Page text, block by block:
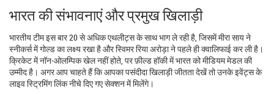
भारत की संभावनाएं और प्रमुख खिलाड़ी
भारतीय टीम इस बार 20 से अधिक एथलीट्स के साथ भाग ले रही है, जिसमें मीरा साय ने
स्नीकर्स में गोल्ड का लक्ष्य रखा है और स्विमर रिया अरोड़ा ने पहले ही क्वालिफाई कर ली है।
क्रिकेट में नॉन-ओलम्पिक खेल नहीं होते, पर फ़ील्ड हॉकी में भारत को मीडियम मेडल की
उम्मीद है। अगर आप चाहते हैं कि आपका पसंदीदा खिलाड़ी जीतता देखें तो उनके इवेंट्स के
लाइव स्ट्रिमिंग लिंक नीचे दिए गए सेक्शन में मिलेंगे।